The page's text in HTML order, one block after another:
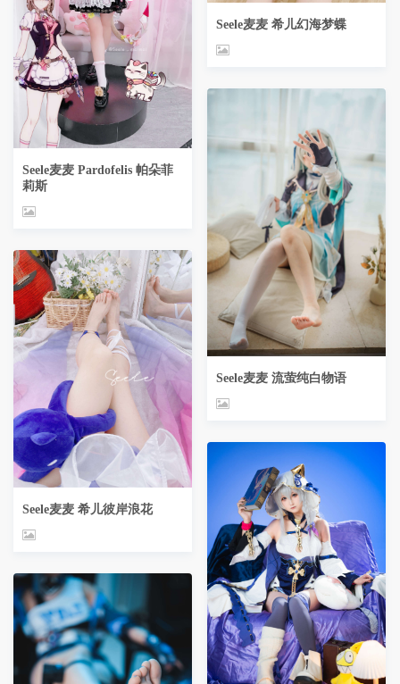
Seele麦麦 Pardofelis 帕朵菲
莉斯
Seele麦麦 希儿彼岸浪花
Seele麦麦 希儿幻海梦蝶
Seele麦麦 流萤纯白物语